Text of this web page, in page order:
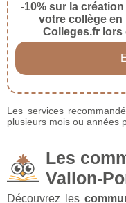
-10% sur la
votre collège
Colleges.fr lors
Les services
plusieurs mois ou années
Les
Vallon-
Découvrez les